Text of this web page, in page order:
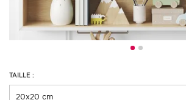
TAILLE :